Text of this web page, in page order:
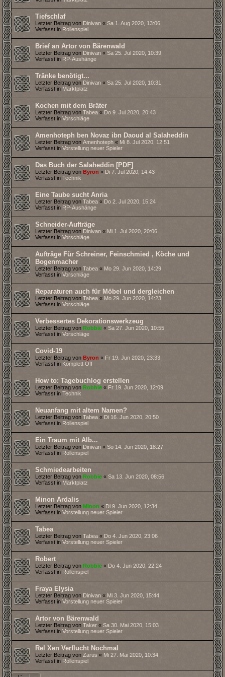
Tiefschlaf
Letzter Beitrag von Dinivan « Sa 1. Aug 2020, 13:06
Verfasst in Rollenspiel
Brief an Artor von Bärenwald
Letzter Beitrag von Dinivan « Sa 25. Jul 2020, 10:39
Verfasst in RP-Aushänge
Tränke benötigt...
Letzter Beitrag von Dinivan « Sa 25. Jul 2020, 10:31
Verfasst in Marktplatz
Kochen mit dem Bräter
Letzter Beitrag von Tabea « Do 9. Jul 2020, 20:43
Verfasst in Vorschläge
Amenhoteph ben Novaz ibn Daoud al Salaheddin
Letzter Beitrag von Amenhoteph « Mi 8. Jul 2020, 12:51
Verfasst in Vorstellung neuer Spieler
Das Buch der Salaheddin [PDF]
Letzter Beitrag von Byron « Di 7. Jul 2020, 14:43
Verfasst in Technik
Eine Taube sucht Anria
Letzter Beitrag von Tabea « Do 2. Jul 2020, 15:24
Verfasst in RP-Aushänge
Schneider-Aufträge
Letzter Beitrag von Dinivan « Mi 1. Jul 2020, 20:06
Verfasst in Vorschläge
Aufträge Für Schreiner, Feinschmied , Köche und
Bogenmacher
Letzter Beitrag von Tabea « Mo 29. Jun 2020, 14:29
Verfasst in Vorschläge
Reparaturen auch für Möbel und dergleichen
Letzter Beitrag von Tabea « Mo 29. Jun 2020, 14:23
Verfasst in Vorschläge
Verbessertes Dekorationswerkzeug
Letzter Beitrag von Robbie « Sa 27. Jun 2020, 10:55
Verfasst in Vorschläge
Covid-19
Letzter Beitrag von Byron « Fr 19. Jun 2020, 23:33
Verfasst in Komplett Off
How to: Tagebuchlog erstellen
Letzter Beitrag von Robbie « Fr 19. Jun 2020, 12:09
Verfasst in Technik
Neuanfang mit altem Namen?
Letzter Beitrag von Tabea « Di 16. Jun 2020, 20:50
Verfasst in Rollenspiel
Ein Traum mit Alb...
Letzter Beitrag von Dinivan « So 14. Jun 2020, 18:27
Verfasst in Rollenspiel
Schmiedearbeiten
Letzter Beitrag von Robbie « Sa 13. Jun 2020, 08:56
Verfasst in Marktplatz
Minon Ardalis
Letzter Beitrag von Minon « Di 9. Jun 2020, 12:34
Verfasst in Vorstellung neuer Spieler
Tabea
Letzter Beitrag von Tabea « Do 4. Jun 2020, 23:06
Verfasst in Vorstellung neuer Spieler
Robert
Letzter Beitrag von Robbie « Do 4. Jun 2020, 22:24
Verfasst in Rollenspiel
Fraya Elysia
Letzter Beitrag von Dinivan « Mi 3. Jun 2020, 15:44
Verfasst in Vorstellung neuer Spieler
Artor von Bärenwald
Letzter Beitrag von Taker « Sa 30. Mai 2020, 15:03
Verfasst in Vorstellung neuer Spieler
Rel Xen Verflucht Nochmal
Letzter Beitrag von Zarus « Mi 27. Mai 2020, 10:34
Verfasst in Rollenspiel